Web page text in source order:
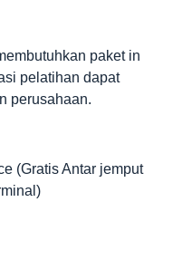
paket in
pelatihan dapat
perusahaan.
(Gratis Antar jemput